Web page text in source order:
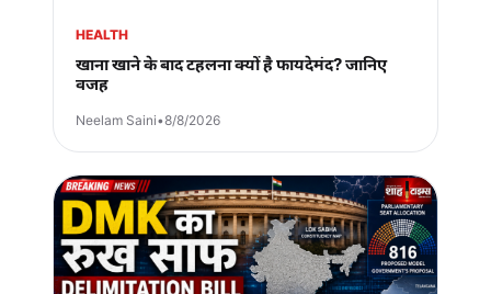
HEALTH
खाना खाने के बाद टहलना क्यों है फायदेमंद? जानिए
वजह
Neelam Saini•8/8/2026